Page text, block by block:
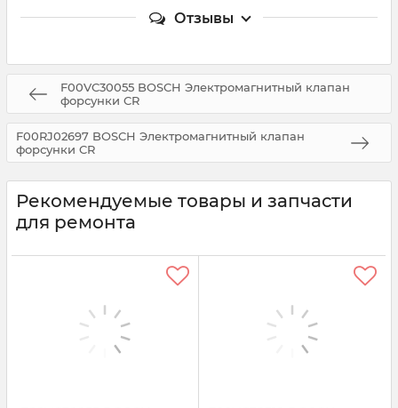
Отзывы
F00VC30055 BOSCH Электромагнитный клапан
форсунки CR
F00RJ02697 BOSCH Электромагнитный клапан
форсунки CR
Рекомендуемые товары и запчасти
для ремонта